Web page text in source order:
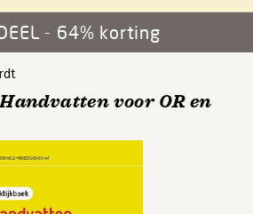
leverbaar en is vervangen door de
- 64% korting
voor OR en